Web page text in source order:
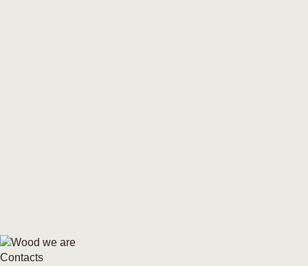
Contacts